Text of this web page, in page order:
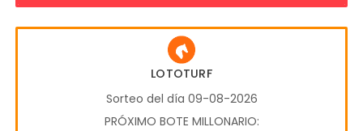
LOTOTURF
Sorteo del día 09-08-2026
PRÓXIMO BOTE MILLONARIO: